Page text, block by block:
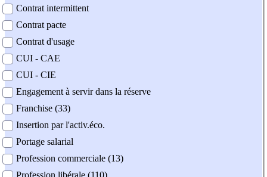
Contrat intermittent
Contrat pacte
Contrat d'usage
CUI - CAE
CUI - CIE
Engagement à servir dans la réserve
Franchise (33)
Insertion par l'activ.éco.
Portage salarial
Profession commerciale (13)